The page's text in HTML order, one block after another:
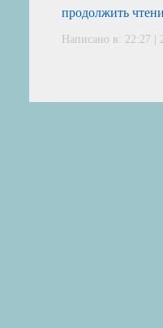
продолжить
Написано в: 22:27 |